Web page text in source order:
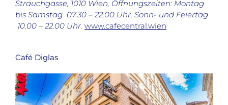
Strauchgasse, 1010 Wien, Öffnungszeiten: Montag
bis Samstag 07.30 – 22.00 Uhr, Sonn- und Feiertag
10.00 – 22.00 Uhr. www.cafecentral.wien
Café Diglas